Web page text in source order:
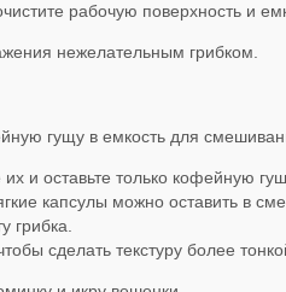
рабочую поверхность и
нежелательным грибком.
гущу в емкость для
их и оставьте только кофейную
капсулы можно оставить в
грибка.
сделать текстуру более